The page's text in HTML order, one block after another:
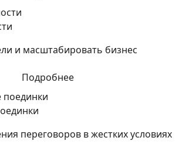
и масштабировать бизнес
Подробнее
переговоров в жестких условиях